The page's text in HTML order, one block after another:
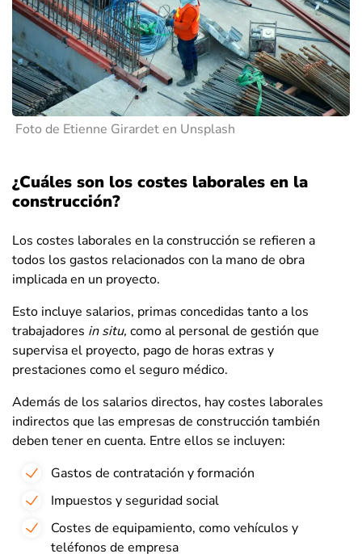
Foto de Etienne Girardet en Unsplash
¿Cuáles son los costes laborales en la
construcción?
Los costes laborales en la construcción se refieren a
todos los gastos relacionados con la mano de obra
implicada en un proyecto.
Esto incluye salarios, primas concedidas tanto a los
trabajadores in situ, como al personal de gestión que
supervisa el proyecto, pago de horas extras y
prestaciones como el seguro médico.
Además de los salarios directos, hay costes laborales
indirectos que las empresas de construcción también
deben tener en cuenta. Entre ellos se incluyen:
Gastos de contratación y formación
Impuestos y seguridad social
Costes de equipamiento, como vehículos y
teléfonos de empresa